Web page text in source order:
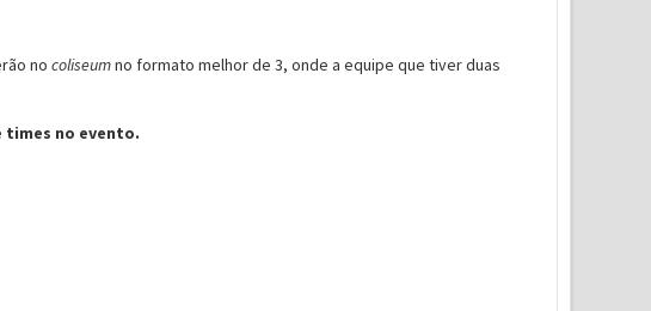
no coliseumno formato melhor de 3, onde a equipe que tiver duas
times no evento.